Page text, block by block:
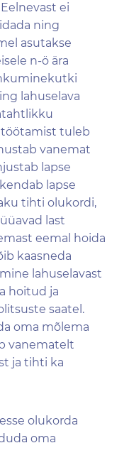
ei
ning
asutakse
n-ö ära
lahuselava
tuleb
vanemat
lapse
lapse
tihti olukordi,
last
eemal hoida
kaasneda
lahuselavast
hoitud ja
saatel.
oma mõlema
vanematelt
ja tihti ka
olukorda
oma